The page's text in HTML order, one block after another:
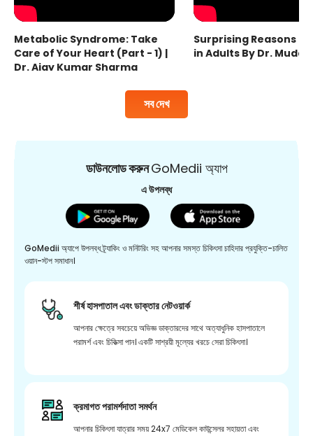
সব দেখ
Metabolic Syndrome: Take
Care of Your Heart (Part - 1) |
Dr. Ajay Kumar Sharma
Surprising Reasons
in Adults By Dr.
ডাউনলোড করুনGoMedii অ্যাপ
এ উপলব্ধ
GoMedii অ্যাপে উপলব্ধ ট্র্যাকিং ও মনিটরিং সহ আপনার সমস্ত চিকিৎসা চাহিদার প্রযুক্তি-চালিত
ওয়ান-স্টপ সমাধান।
শীর্ষ হাসপাতাল এবং ডাক্তার নেটওয়ার্ক
আপনার ক্ষেত্রে সবচেয়ে অভিজ্ঞ ডাক্তারদের সাথে অত্যাধুনিক হাসপাতালে
পরামর্শ এবং চিকিত্সা পান। একটি সাশ্রয়ী মূল্যের খরচে সেরা চিকিৎসা।
ক্রমাগত পরামর্শদাতা সমর্থন
আপনার চিকিৎসা যাত্রার সময় 24x7 মেডিকেল কাউন্সেলর সহায়তা এবং